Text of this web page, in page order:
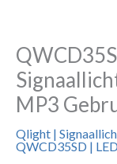
MP3
Qlight |
QWCD35SD |